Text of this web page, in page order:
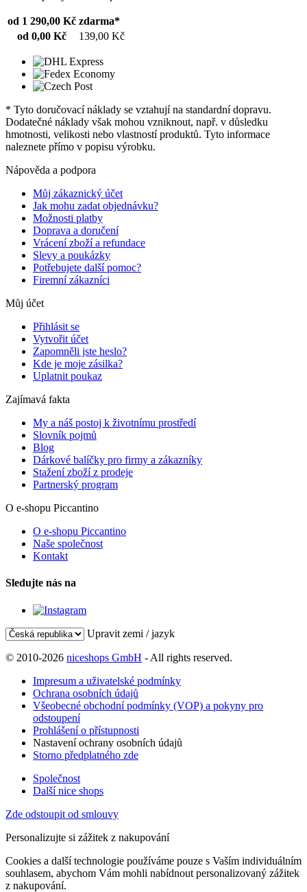
od 1 290,00 Kč zdarma*
od 0,00 Kč
139,00 Kč
* Tyto doručovací náklady se vztahují na standardní dopravu.
Dodatečné náklady však mohou vzniknout, např. v důsledku
hmotnosti, velikosti nebo vlastností produktů. Tyto informace
naleznete přímo v popisu výrobku.
Nápověda a podpora
Můj zákaznický účet
Jak mohu zadat objednávku?
Možnosti platby
Doprava a doručení
Vrácení zboží a refundace
Slevy a poukázky
Potřebujete další pomoc?
Firemní zákazníci
Můj účet
Přihlásit se
Vytvořit účet
Zapomněli jste heslo?
Kde je moje zásilka?
Uplatnit poukaz
Zajímavá fakta
My a náš postoj k životnímu prostředí
Slovník pojmů
Blog
Dárkové balíčky pro firmy a zákazníky
Stažení zboží z prodeje
Partnerský program
O e-shopu Piccantino
O e-shopu Piccantino
Naše společnost
Kontakt
Sledujte nás na
Upravit zemi / jazyk
© 2010-2026 niceshops GmbH - All rights reserved.
Impresum a uživatelské podmínky
Ochrana osobních údajů
Všeobecné obchodní podmínky (VOP) a pokyny pro
odstoupení
Prohlášení o přístupnosti
Nastavení ochrany osobních údajů
Storno předplatného zde
Společnost
Další nice shops
Zde odstoupit od smlouvy
Personalizujte si zážitek z nakupování
Cookies a další technologie používáme pouze s Vaším individuálním
souhlasem, abychom Vám mohli nabídnout personalizovaný zážitek
z nakupování.